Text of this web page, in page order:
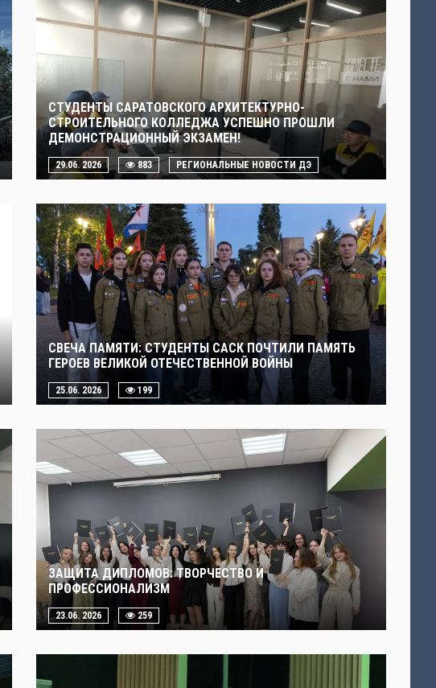
СТУДЕНТЫ САРАТОВСКОГО АРХИТЕКТУРНО-
СТРОИТЕЛЬНОГО КОЛЛЕДЖА УСПЕШНО ПРОШЛИ
ДЕМОНСТРАЦИОННЫЙ ЭКЗАМЕН!
29.06. 2026 883 РЕГИОНАЛЬНЫЕ НОВОСТИ ДЭ
СВЕЧА ПАМЯТИ: СТУДЕНТЫ САСК ПОЧТИЛИ ПАМЯТЬ
ГЕРОЕВ ВЕЛИКОЙ ОТЕЧЕСТВЕННОЙ ВОЙНЫ
25.06. 2026 199
ЗАЩИТА ДИПЛОМОВ: ТВОРЧЕСТВО И
ПРОФЕССИОНАЛИЗМ
23.06. 2026 259